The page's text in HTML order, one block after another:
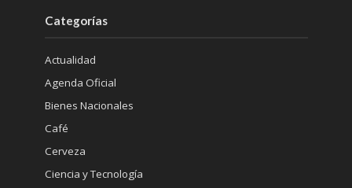
Categorías
Actualidad
Agenda Oficial
Bienes Nacionales
Café
Cerveza
Ciencia y Tecnología